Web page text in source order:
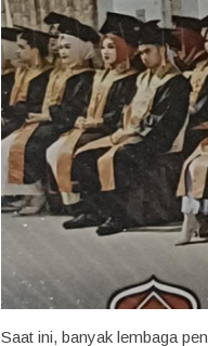
Saat ini, banyak lembaga